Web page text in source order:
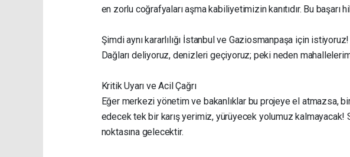
en zorlu coğrafyaları aşma kabiliyetimizin kanıtıdır. Bu
Şimdi aynı kararlılığı İstanbul ve Gaziosmanpaşa için istiyoruz!
Dağları deliyoruz, denizleri geçiyoruz; peki neden
Kritik Uyarı ve Acil Çağrı
Eğer merkezi yönetim ve bakanlıklar bu projeye el atmazsa,
edecek tek bir karış yerimiz, yürüyecek yolumuz kalmayacak!
noktasına gelecektir.